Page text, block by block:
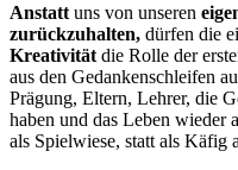
Anstatt uns von unseren
zurückzuhalten, dürfen die
Kreativität die Rolle der
aus den Gedankenschleifen
Prägung, Eltern, Lehrer, die
haben und das Leben wieder
als Spielwiese, statt als Käfig